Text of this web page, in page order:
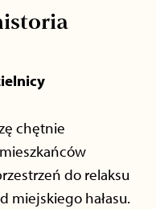
chętnie
do relaksu
miejskiego hałasu.